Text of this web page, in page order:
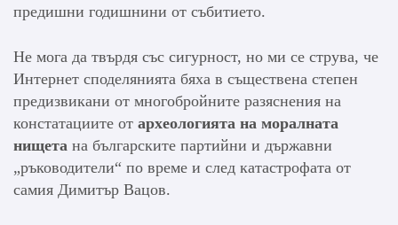
предишни годишнини от събитието.
Не мога да твърдя със сигурност, но ми се струва, че
Интернет споделянията бяха в съществена степен
предизвикани от многобройните разяснения на
констатациите от археологията на моралната
нищета на българските партийни и държавни
„ръководители“ по време и след катастрофата от
самия Димитър Вацов.